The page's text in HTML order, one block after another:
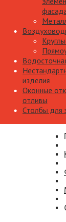
изделия
Оконные
отливы
Столбы для